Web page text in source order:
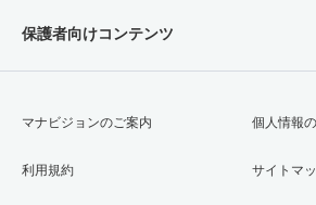
保護者向けコンテンツ
マナビジョンのご案内
利用規約
個人情報
サイトマ